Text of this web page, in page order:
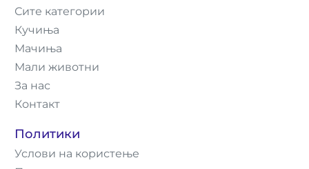
Сите категории
Кучиња
Мачиња
Мали животни
За нас
Контакт
Политики
Услови на користење